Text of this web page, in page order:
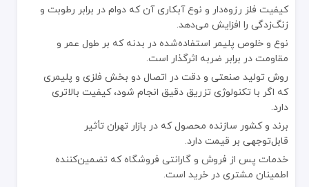
کیفیت فلز رزوه‌دار و نوع آبکاری آن که دوام در برابر رطوبت و
زنگ‌زدگی را افزایش می‌دهد.
نوع و خلوص پلیمر استفاده‌شده در بدنه که بر طول عمر و
مقاومت در برابر ضربه اثرگذار است.
روش تولید صنعتی و دقت در اتصال دو بخش فلزی و پلیمری
که اگر با تکنولوژی تزریق دقیق انجام شود، کیفیت بالاتری
دارد.
برند و کشور سازنده محصول که در بازار تهران تأثیر
قابل‌توجهی بر قیمت دارد.
خدمات پس از فروش و گارانتی فروشگاه که تضمین‌کننده
اطمینان مشتری در خرید است.